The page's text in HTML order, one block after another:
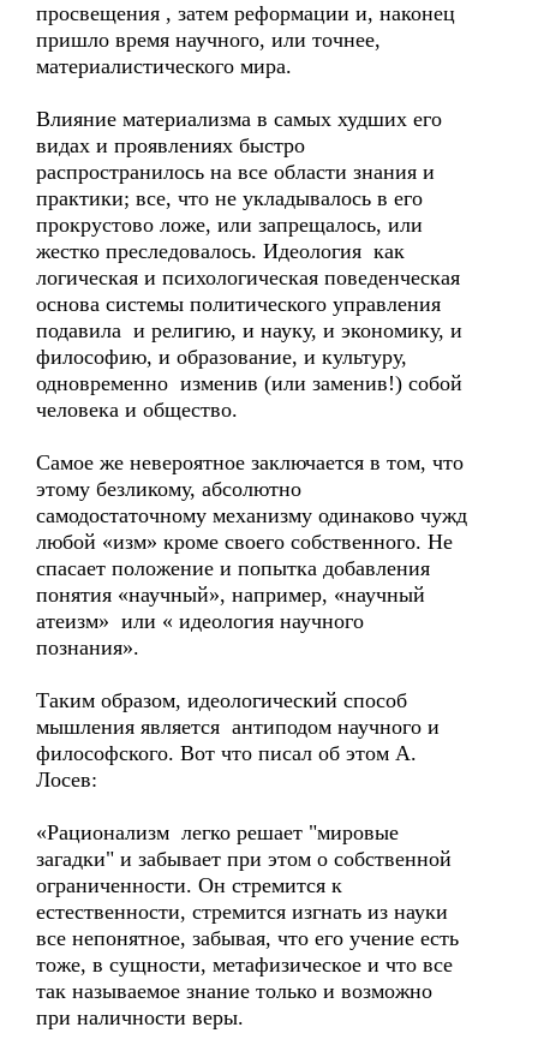
просвещения , затем реформации и, наконец
пришло время научного, или точнее,
материалистического мира.
Влияние материализма в самых худших его
видах и проявлениях быстро
распространилось на все области знания и
практики; все, что не укладывалось в его
прокрустово ложе, или запрещалось, или
жестко преследовалось. Идеология как
логическая и психологическая поведенческая
основа системы политического управления
подавила и религию, и науку, и экономику, и
философию, и образование, и культуру,
одновременно изменив (или заменив!) собой
человека и общество.
Самое же невероятное заключается в том, что
этому безликому, абсолютно
самодостаточному механизму одинаково чужд
любой «изм» кроме своего собственного. Не
спасает положение и попытка добавления
понятия «научный», например, «научный
атеизм» или « идеология научного
познания».
Таким образом, идеологический способ
мышления является антиподом научного и
философского. Вот что писал об этом А.
Лосев:
«Рационализм легко решает "мировые
загадки" и забывает при этом о собственной
ограниченности. Он стремится к
естественности, стремится изгнать из науки
все непонятное, забывая, что его учение есть
тоже, в сущности, метафизическое и что все
так называемое знание только и возможно
при наличности веры.